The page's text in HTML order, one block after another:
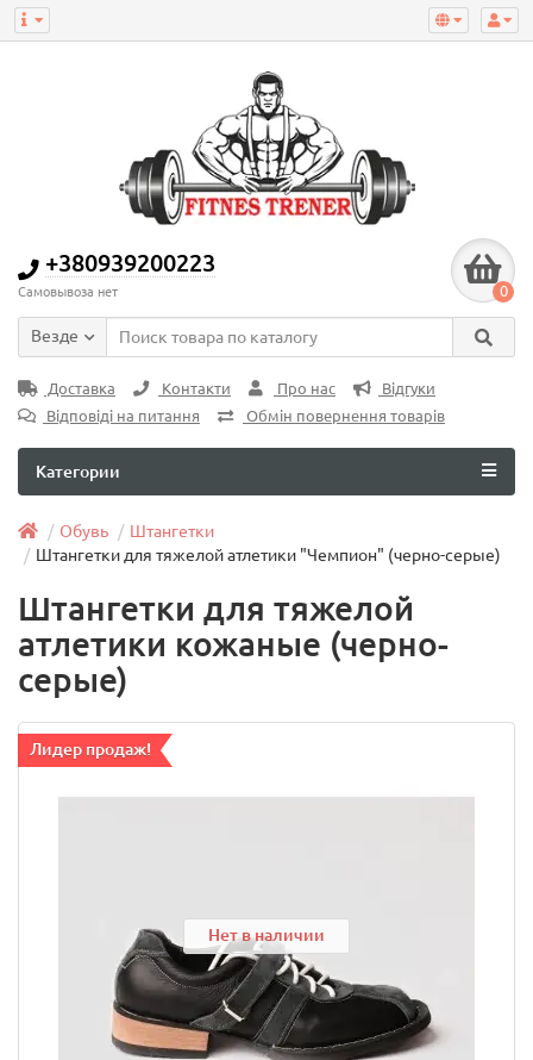
+380939200223
Самовывоза нет 0
Везде
Доставка Контакти Про нас
Відгуки
Відповіді на питання
Обмін повернення товарів
Категории
Обувь
Штангетки
Штангетки для тяжелой атлетики "Чемпион" (черно-серые)
Штангетки для тяжелой
атлетики кожаные (черно-
серые)
Лидер продаж!
Нет в наличии